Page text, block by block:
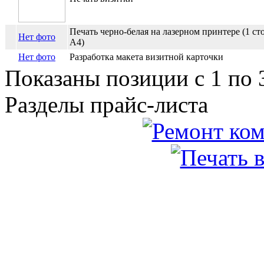
Нет фото
Печать черно-белая на лазерном принтере (1
А4)
Нет фото
Разработка макета визитной карточки
Показаны позиции с 1 по
Разделы прайс-листа